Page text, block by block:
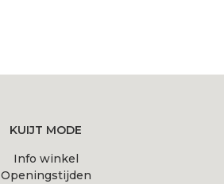
KUIJT MODE
Info winkel
Openingstijden